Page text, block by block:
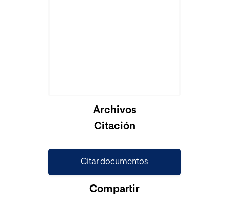
Archivos
Citación
Citar documentos
Compartir